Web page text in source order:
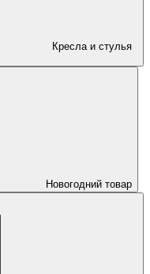
Кресла и стулья
Новогодний товар